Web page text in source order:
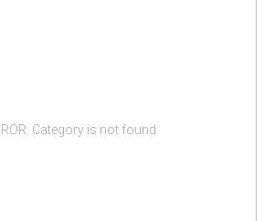
Category is not found